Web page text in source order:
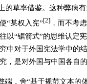
的草率借鉴。这种弊病
“某权入宪” [2]，而不考
以“锯箭式”的思维认定
中对于外国宪法学中的
，是对外国与中国各自
端，舍“基于规范文本